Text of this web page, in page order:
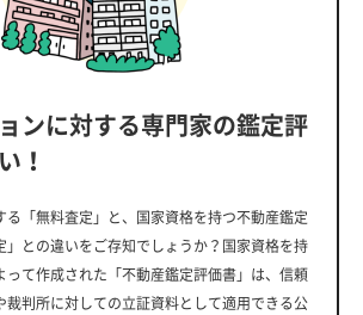
ンに対する専門家の鑑定評
！
る「無料査定」と、国家資格を持つ不動産鑑定
」との違いをご存知でしょうか？国家資格を持
って作成された「不動産鑑定評価書」は、信頼
裁判所に対しての立証資料として適用できる公